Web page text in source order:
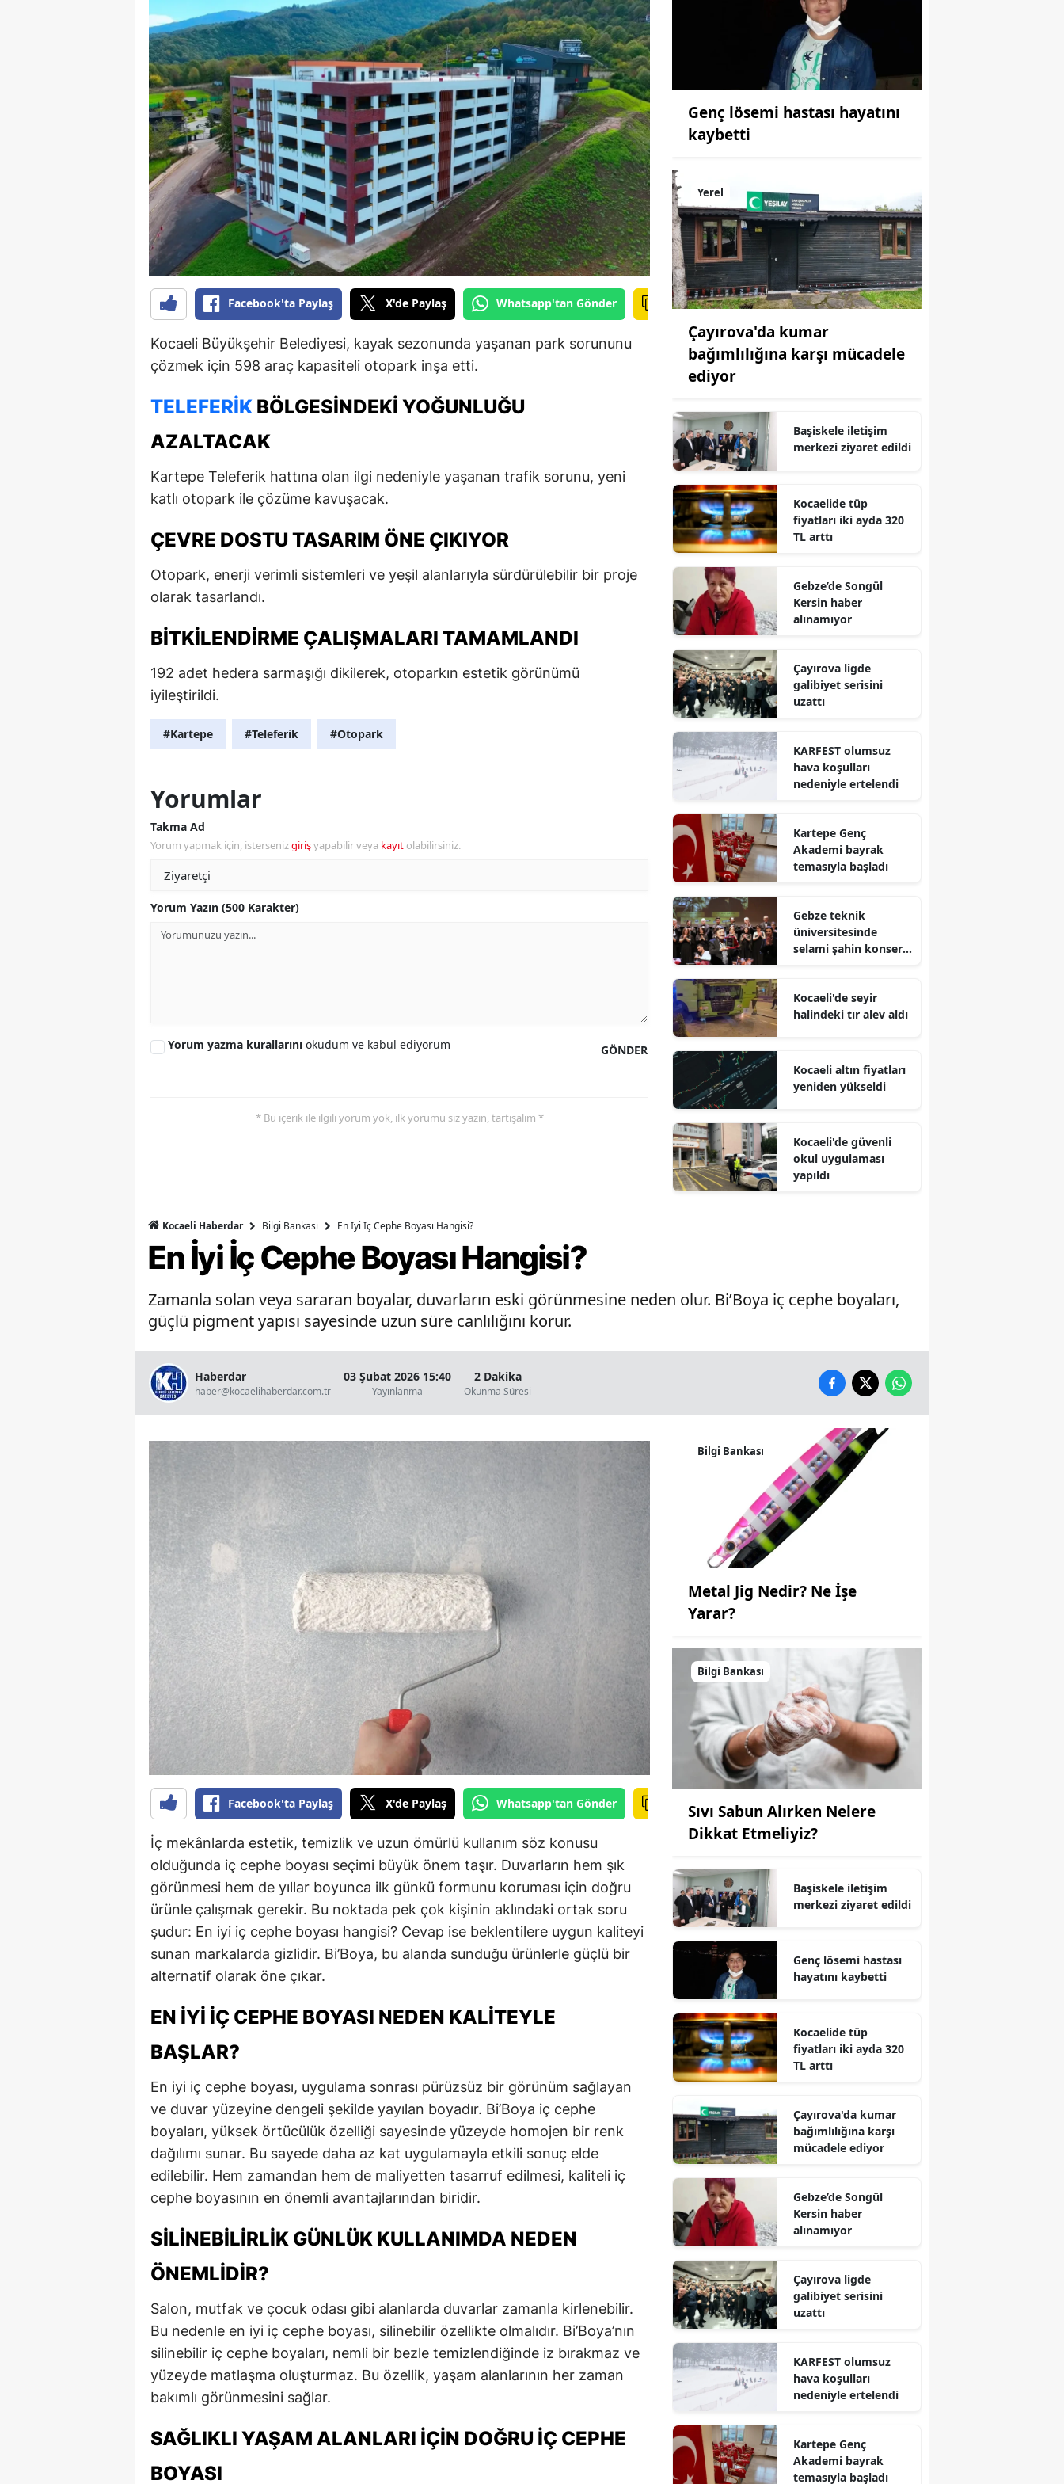
Bilecik
Bingöl
Bitlis
Bolu
Çanakkale
Çankırı
Çorum
Denizli
Diyarbakır
Erzincan
Eskişehir
Gaziantep
Gümüşhane
Hatay
Isparta
İstanbul
Kars
Kastamonu
Kırklareli
Kırşehir
Kocaeli
Konya
Malatya
Kahramanmaraş
Mardin
Ordu
Rize
Sakarya
Samsun
Siirt
Sinop
Tunceli
Şanlıurfa
Uşak
Van
Yozgat
Zonguldak
Bayburt
Kırıkkale
Şırnak
Bartın
Iğdır
Karabük
Kilis
Düzce
Facebook'ta Paylaş X'de Paylaş Whatsapp'tan Gönder
Kocaeli Büyükşehir Belediyesi, kayak sezonunda yaşanan park sorununu
çözmek için 598 araç kapasiteli otopark inşa etti.
TELEFERIK BÖLGESINDEKI YOĞUNLUĞU
AZALTACAK
Kartepe Teleferik hattına olan ilgi nedeniyle yaşanan trafik sorunu, yeni
katlı otopark ile çözüme kavuşacak.
ÇEVRE DOSTU TASARIM ÖNE ÇIKIYOR
Otopark, enerji verimli sistemleri ve yeşil alanlarıyla sürdürülebilir bir proje
olarak tasarlandı.
BITKILENDIRME ÇALIŞMALARI TAMAMLANDI
192 adet hedera sarmaşığı dikilerek, otoparkın estetik görünümü
iyileştirildi.
#Kartepe #Teleferik #Otopark
Yorumlar
Takma Ad
Yorum yapmak için, istersenizgirişyapabilir veya kayıt olabilirsiniz.
Yorum Yazın (500 Karakter)
GÖNDER
Yorum yazma kurallarını okudum ve kabul ediyorum
* Bu içerik ile ilgili yorum yok, ilk yorumu siz yazın, tartışalım *
Genç lösemi hastası hayatını
kaybetti
Yerel
Çayırova'da kumar
bağımlılığına karşı mücadele
ediyor
Başiskele iletişim
merkezi ziyaret edildi
Kocaelide tüp
fiyatları iki ayda 320
TL arttı
Gebze’de Songül
Kersin haber
alınamıyor
Çayırova ligde
galibiyet serisini
uzattı
KARFEST olumsuz
hava koşulları
nedeniyle ertelendi
Kartepe Genç
Akademi bayrak
temasıyla başladı
Gebze teknik
üniversitesinde
selami şahin konseri
Kocaeli'de seyir
halindeki tır alev aldı
Kocaeli altın fiyatları
yeniden yükseldi
Kocaeli'de güvenli
okul uygulaması
yapıldı
Kocaeli Haberdar Bilgi Bankası En İyi İç Cephe Boyası Hangisi?
En İyi İç Cephe Boyası Hangisi?
Zamanla solan veya sararan boyalar, duvarların eski görünmesine neden olur. Bi’Boya iç cephe boyaları,
güçlü pigment yapısı sayesinde uzun süre canlılığını korur.
Haberdar
haber@kocaelihaberdar.com.tr
03 Şubat 2026 15:40
Yayınlanma
2 Dakika
Okunma Süresi
Facebook'ta Paylaş X'de Paylaş Whatsapp'tan Gönder
İç mekânlarda estetik, temizlik ve uzun ömürlü kullanım söz konusu
olduğunda iç cephe boyası seçimi büyük önem taşır. Duvarların hem şık
görünmesi hem de yıllar boyunca ilk günkü formunu koruması için doğru
ürünle çalışmak gerekir. Bu noktada pek çok kişinin aklındaki ortak soru
şudur: En iyi iç cephe boyası hangisi? Cevap ise beklentilere uygun kaliteyi
sunan markalarda gizlidir. Bi’Boya, bu alanda sunduğu ürünlerle güçlü bir
alternatif olarak öne çıkar.
EN İYI İÇ CEPHE BOYASI NEDEN KALITEYLE
BAŞLAR?
En iyi iç cephe boyası, uygulama sonrası pürüzsüz bir görünüm sağlayan
ve duvar yüzeyine dengeli şekilde yayılan boyadır. Bi’Boya iç cephe
boyaları, yüksek örtücülük özelliği sayesinde yüzeyde homojen bir renk
dağılımı sunar. Bu sayede daha az kat uygulamayla etkili sonuç elde
edilebilir. Hem zamandan hem de maliyetten tasarruf edilmesi, kaliteli iç
cephe boyasının en önemli avantajlarından biridir.
SILINEBILIRLIK GÜNLÜK KULLANIMDA NEDEN
ÖNEMLIDIR?
Salon, mutfak ve çocuk odası gibi alanlarda duvarlar zamanla kirlenebilir.
Bu nedenle en iyi iç cephe boyası, silinebilir özellikte olmalıdır. Bi’Boya’nın
silinebilir iç cephe boyaları, nemli bir bezle temizlendiğinde iz bırakmaz ve
yüzeyde matlaşma oluşturmaz. Bu özellik, yaşam alanlarının her zaman
bakımlı görünmesini sağlar.
SAĞLIKLI YAŞAM ALANLARI İÇIN DOĞRU İÇ CEPHE
BOYASI
Bilgi Bankası
Metal Jig Nedir? Ne İşe
Yarar?
Bilgi Bankası
Sıvı Sabun Alırken Nelere
Dikkat Etmeliyiz?
Başiskele iletişim
merkezi ziyaret edildi
Genç lösemi hastası
hayatını kaybetti
Kocaelide tüp
fiyatları iki ayda 320
TL arttı
Çayırova'da kumar
bağımlılığına karşı
mücadele ediyor
Gebze’de Songül
Kersin haber
alınamıyor
Çayırova ligde
galibiyet serisini
uzattı
KARFEST olumsuz
hava koşulları
nedeniyle ertelendi
Kartepe Genç
Akademi bayrak
temasıyla başladı